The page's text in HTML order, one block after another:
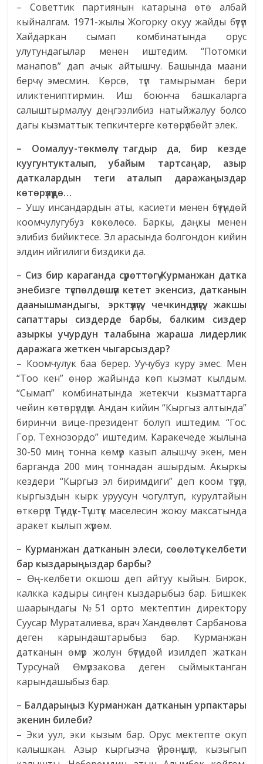
– Советтик партиянын катарына өтө албай
кыйналгам. 1971-жылы Жогорку окуу жайды бүтүп
Хайдаркан сымап комбинатында орус
улутундагылар менен иштедим. “Потомки
манапов” дап ачык айтышчу. Башында маани
берчү эмесмин. Көрсө, түп тамырыман бери
иликтениптирмин. Иш боюнча башкаларга
салыштырмалуу деңгээлибиз натыйжалуу болсо
дагы кызматтык тепкичтерге көтөрүлбөйт элек.
– Оомалуу-төкмөлүү тагдыр да, бир кезде
куугунтукталып, убайым тартсаңар, азыр
даткалардын теги аталып даражаңыздар
көтөрүлүүдө…
– Ушу инсандардын аты, касиети менен бүтүндөй
коомчулугубуз көкөлөсө. Баркы, даңкы менен
элибиз бийиктесе. Эл арасында болгондон кийин
элдин ийгилиги биздики да.
– Сиз бир караганда сүрөттөгү Курманжан датка
энебизге түспөлдөшүп кетет экенсиз, датканын
даанышмандыгы, эрктүүлүгү, чечкиндүүлүгү, жакшы
сапаттары сиздерде барбы, балким сиздер
азыркы учурдун талабына жараша лидерлик
даражага жеткен чыгарсыздар?
– Коомчулук баа берер. Уучубуз куру эмес. Мен
“Тоо кен” өнөр жайында көп кызмат кылдым.
“Сымап” комбинатында жетекчи кызматтарга
чейин көтөрүлдүм. Андан кийин “Кыргыз алтында”
биринчи вице-президент болуп иштедим. “Гос.
Гор. Технозордо” иштедим. Каракечеде жылына
30-50 миң тонна көмүр казып алышчу экен, мен
барганда 200 миң тоннадан ашырдым. Акыркы
кездери “Кыргыз эл биримдиги” деп коом түзүп,
кыргыздын кырк уруусун чогултуп, курултайын
өткөрүп Түндүк-Түштүк маселесин жоюу максатында
аракет кылып жүрөм.
– Курманжан датканын элеси, сөөлөтү, келбети
бар кыздарыңыздар барбы?
– Өң-келбети окшош деп айтуу кыйын. Бирок,
калкка кадыры сиңген кыздарыбыз бар. Бишкек
шаарындагы №51 орто мектептин директору
Суусар Мураталиева, врач Хандөөлөт Сарбанова
деген карындаштарыбыз бар. Курманжан
датканын өмүр жолун бүтүндөй изилдеп жаткан
Турсунай Өмүрзакова деген сыймыктанган
карындашыбыз бар.
– Балдарыңыз Курманжан датканын урпактары
экенин билеби?
– Эки уул, эки кызым бар. Орус мектепте окуп
калышкан. Азыр кыргызча үйрөнүшүп, кызыгып